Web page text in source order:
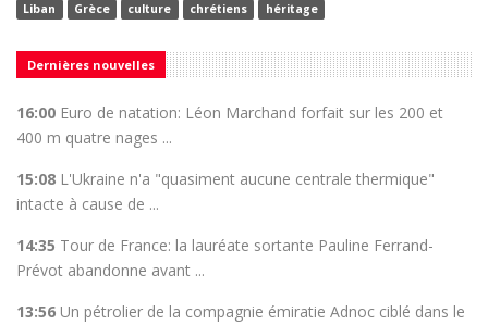
Liban Grèce culture chrétiens héritage
Dernières nouvelles
16:00 Euro de natation: Léon Marchand forfait sur les 200 et
400 m quatre nages ...
15:08 L'Ukraine n'a "quasiment aucune centrale thermique"
intacte à cause de ...
14:35 Tour de France: la lauréate sortante Pauline Ferrand-
Prévot abandonne avant ...
13:56 Un pétrolier de la compagnie émiratie Adnoc ciblé dans le